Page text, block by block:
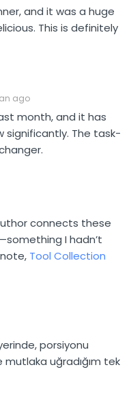
and it was a huge
This is definitely
ago
month, and it has
significantly. The task-
connects these
I hadn’t
Tool Collection
porsiyonu
mutlaka uğradığım tek